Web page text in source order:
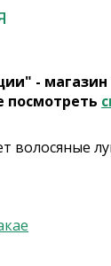
-
посмотреть
волосяные